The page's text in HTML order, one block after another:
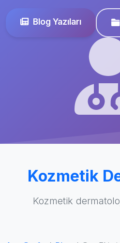
Blog Yazıları
Kozmetik
Kozmetik